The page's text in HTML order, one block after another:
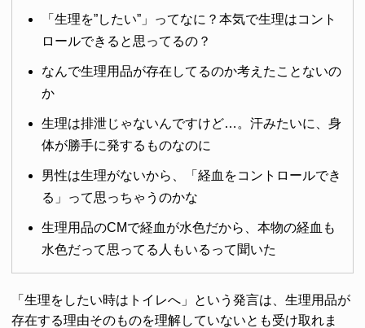
「生理を”したい”」ってなに？本気で生理はコント
ロールできると思ってるの？
なんで生理用品が存在してるのか考えたことないの
か
生理は排泄じゃないんですけど…。汗みたいに、身
体が勝手に発するものなのに
男性は生理がないから、「経血をコントロールでき
る」って思っちゃうのかな
生理用品のCMで経血が水色だから、本物の経血も
水色だって思ってる人もいるって聞いた
「生理をしたい時はトイレへ」という発言は、生理用品が
存在する理由そのものを理解していないとも受け取れま